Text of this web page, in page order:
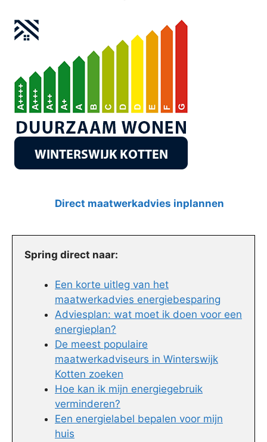
Direct maatwerkadvies inplannen
Spring direct naar:
Een korte uitleg van het
maatwerkadvies energiebesparing
Adviesplan: wat moet ik doen voor een
energieplan?
De meest populaire
maatwerkadviseurs in Winterswijk
Kotten zoeken
Hoe kan ik mijn energiegebruik
verminderen?
Een energielabel bepalen voor mijn
huis